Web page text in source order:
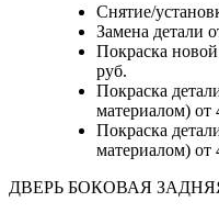
Снятие/
Замена детали
Покраска
руб.
Покраска
материалом) от
Покраска
материалом) от
ДВЕРЬ БОКОВАЯ